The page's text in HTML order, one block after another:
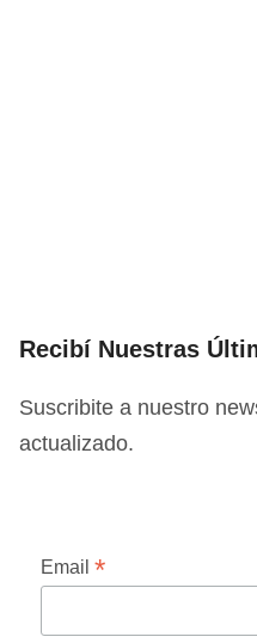
Recibí Nuestras
Suscribite a nuestro
actualizado.
Email *